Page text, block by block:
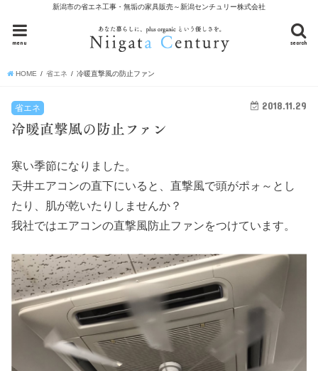
新潟市の省エネ工事・無垢の家具販売～新潟センチュリー株式会社
search
menu
HOME 省エネ 冷暖直撃風の防止ファン
省エネ 2018.11.29
冷暖直撃風の防止ファン
寒い季節になりました。
天井エアコンの直下にいると、直撃風で頭がポォ～とし
たり、肌が乾いたりしませんか？
我社ではエアコンの直撃風防止ファンをつけています。